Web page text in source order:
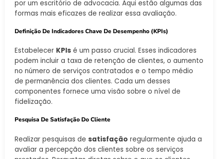
por um escritório de advocacia. Aqui estão algumas das
formas mais eficazes de realizar essa avaliação.
Definição De Indicadores Chave De Desempenho (KPIs)
Estabelecer KPIs é um passo crucial. Esses indicadores
podem incluir a taxa de retenção de clientes, o aumento
no número de serviços contratados e o tempo médio
de permanência dos clientes. Cada um desses
componentes fornece uma visão sobre o nível de
fidelização.
Pesquisa De Satisfação Do Cliente
Realizar pesquisas de satisfação regularmente ajuda a
avaliar a percepção dos clientes sobre os serviços